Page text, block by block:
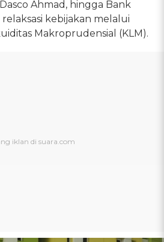
Ahmad, hingga Bank
relaksasi kebijakan melalui
Makroprudensial (KLM).